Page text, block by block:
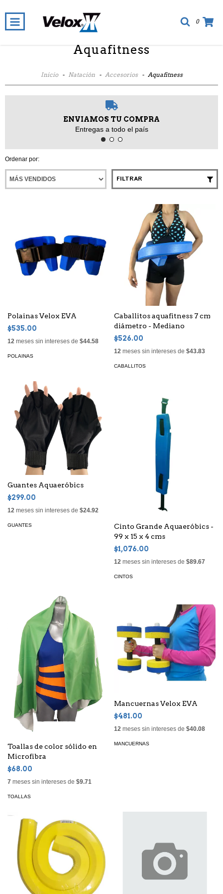
0
Aquafitness
Inicio - Natación - Accesorios - Aquafitness
ENVIAMOS TU COMPRA
Entregas a todo el país
Ordenar por:
FILTRAR
Polainas Velox EVA
$535.00
12 meses sin intereses de $44.58
POLAINAS
Caballitos aquafitness 7 cm
diámetro - Mediano
$526.00
12 meses sin intereses de $43.83
CABALLITOS
Guantes Aquaeróbics
$299.00
12 meses sin intereses de $24.92
GUANTES
Cinto Grande Aquaeróbics -
99 x 15 x 4 cms
$1,076.00
12 meses sin intereses de $89.67
CINTOS
Toallas de color sólido en
Microfibra
$68.00
7 meses sin intereses de $9.71
TOALLAS
Mancuernas Velox EVA
$481.00
12 meses sin intereses de $40.08
MANCUERNAS